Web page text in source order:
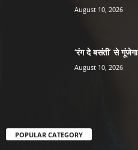
August 10, 2026
‘रंग दे बसंती’ से
August 10, 2026
POPULAR CATEGORY